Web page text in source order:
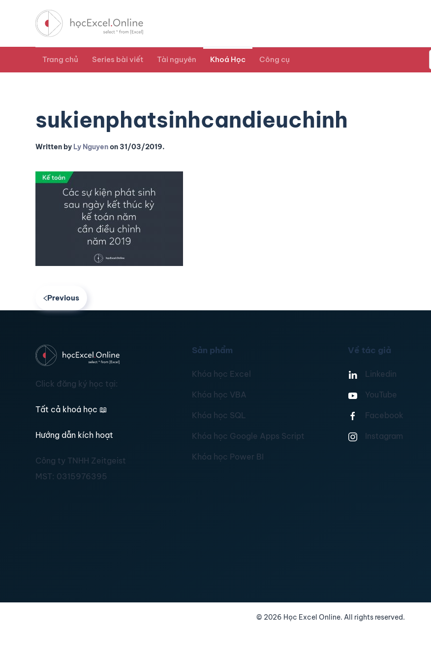
Trang chủ Series bài viết Tài nguyên Khoá Học Công cụ
sukienphatsinhcandieuchinh
Written by Ly Nguyenon 31/03/2019.
Previous
Click đăng ký học tại:
Tất cả khoá học 📖
Hướng dẫn kích hoạt
Công ty TNHH Zeitgeist
MST: 0315976395
Sản phẩm
Khóa học Excel
Khóa học VBA
Khóa học SQL
Khóa học Google Apps Script
Khóa học Power BI
Về tác giả
Linkedin
YouTube
Facebook
Instagram
© 2026 Học Excel Online. All rights reserved.